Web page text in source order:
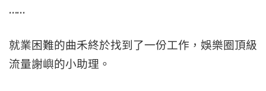
……
就業困難的曲禾終於找到了一份工作，娛樂圈頂級
流量謝嶼的小助理。